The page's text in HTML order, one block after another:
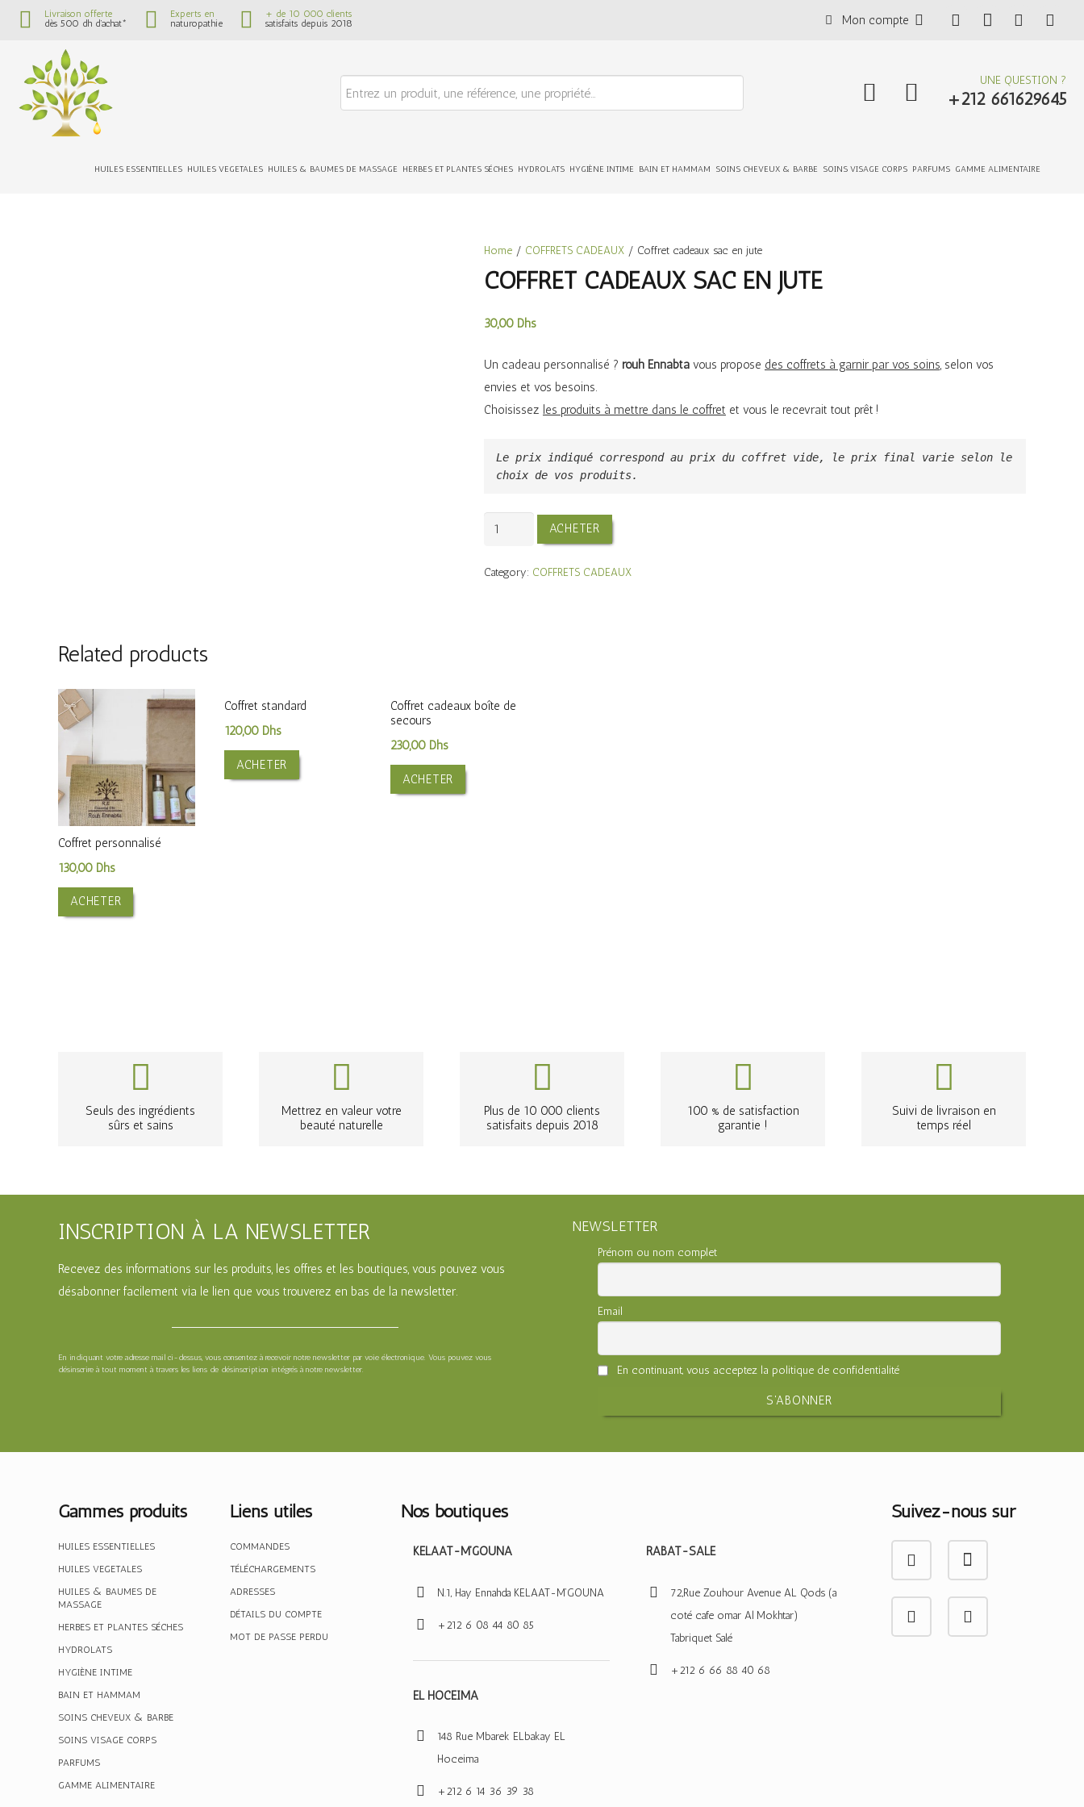
Livraison offerte
dès 500 dh d’achat*
Experts en
naturopathie
+ de 10 000 clients
satisfaits depuis 2018
Mon compte
UNE QUESTION ?
+212 661629645
HUILES ESSENTIELLES HUILES VEGETALES HUILES & BAUMES DE MASSAGE HERBES ET PLANTES SÉCHES HYDROLATS HYGIÈNE INTIME BAIN ET HAMMAM SOINS CHEVEUX & BARBE SOINS VISAGE CORPS PARFUMS GAMME ALIMENTAIRE
Home / COFFRETS CADEAUX / Coffret cadeaux sac en jute
COFFRET CADEAUX SAC EN JUTE
30,00 Dhs
Un cadeau personnalisé ? rouh Ennabta vous propose des coffrets à garnir par vos soins, selon vos
envies et vos besoins.
Choisissez les produits à mettre dans le coffret et vous le recevrait tout prêt !
Le prix indiqué correspond au prix du coffret vide, le prix final varie selon le
choix de vos produits.
Coffret
sac
ACHETER
Category: COFFRETS CADEAUX
Related products
Coffret personnalisé
130,00 Dhs
ACHETER
Coffret standard
120,00 Dhs
ACHETER
Coffret cadeaux boîte de
secours
230,00 Dhs
ACHETER
Seuls des ingrédients
sûrs et sains
Mettrez en valeur votre
beauté naturelle
Plus de 10 000 clients
satisfaits depuis 2018
100 % de satisfaction
garantie !
Suivi de livraison en
temps réel
INSCRIPTION À LA NEWSLETTER
Recevez des informations sur les produits, les offres et les boutiques, vous pouvez vous
désabonner facilement via le lien que vous trouverez en bas de la newsletter.
En indiquant votre adresse mail ci-dessus, vous consentez à recevoir notre newsletter par voie électronique. Vous pouvez vous
désinscrire à tout moment à travers les liens de désinscription intégrés à notre newsletter.
NEWSLETTER
Prénom ou nom complet
Email
En continuant, vous acceptez la politique de confidentialité
Gammes produits
HUILES ESSENTIELLES
HUILES VEGETALES
HUILES & BAUMES DE
MASSAGE
HERBES ET PLANTES SÉCHES
HYDROLATS
HYGIÈNE INTIME
BAIN ET HAMMAM
SOINS CHEVEUX & BARBE
SOINS VISAGE CORPS
PARFUMS
GAMME ALIMENTAIRE
Liens utiles
COMMANDES
TÉLÉCHARGEMENTS
ADRESSES
DÉTAILS DU COMPTE
MOT DE PASSE PERDU
Nos boutiques
KELAAT-M’GOUNA
N.1, Hay Ennahda KELAAT-M’GOUNA
+212 6 08 44 80 85
EL HOCEIMA
148 Rue Mbarek ELbakay EL
Hoceima
+212 6 14 36 39 38
RABAT-SALE
72,Rue Zouhour Avenue AL Qods (a
coté cafe omar Al Mokhtar)
Tabriquet Salé
+212 6 66 88 40 68
Suivez-nous sur